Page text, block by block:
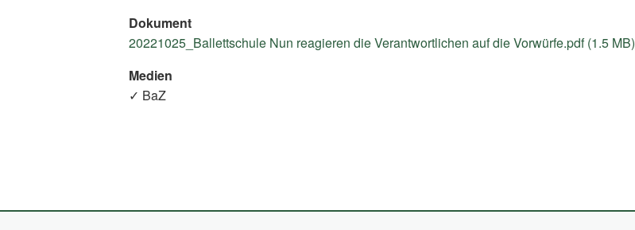
Dokument
20221025_Ballettschule Nun reagieren die Verantwortlichen auf die Vorwürfe.pdf (1.5 MB)
Medien
✓ BaZ